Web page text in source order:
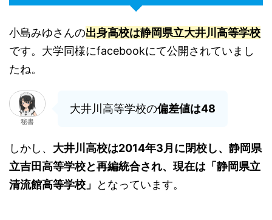
小島みゆさんの出身高校は静岡県立大井川高等学校
です。大学同様にfacebookにて公開されていまし
たね。
秘書
大井川高等学校の偏差値は48
しかし、 大井川高校は2014年3月に閉校し、静岡県
立吉田高等学校と再編統合され、現在は「静岡県立
清流館高等学校」
となっています。